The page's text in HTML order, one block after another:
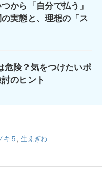
から「自分で払う」
実態と、理想の「ス
危険？気をつけたいポ
のヒント
キ５ 生えぎわ